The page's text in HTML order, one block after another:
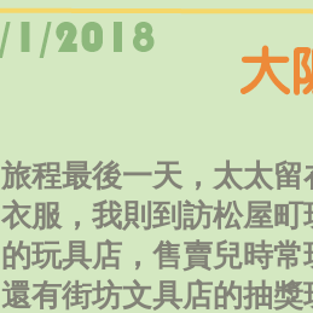
旅程最後一天，太太
衣服，我則到訪松屋
的玩具店，售賣兒時
還有街坊文具店的抽